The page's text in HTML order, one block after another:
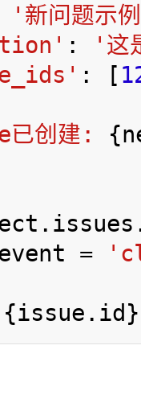
'新问题示
:
'这
: [
创建:
=
{issue.id}